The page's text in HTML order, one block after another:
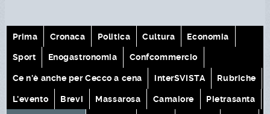
Prima Cronaca Politica Cultura Economia
Sport Enogastronomia Confcommercio
Ce n'è anche per Cecco a cena interSVISTA Rubriche
L'evento Brevi Massarosa Camaiore Pietrasanta